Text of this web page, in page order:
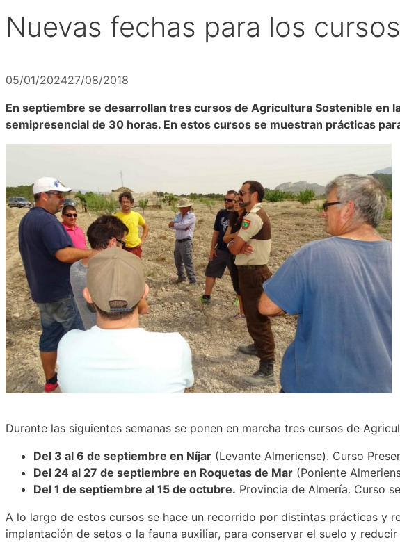
Nuevas fechas para los
05/01/202427/08/2018
En septiembre se desarrollan tres cursos de Agricultura Sostenible en
semipresencial de 30 horas. En estos cursos se muestran prácticas
Durante las siguientes semanas se ponen en marcha tres cursos de
Del 3 al 6 de septiembre en Níjar (Levante Almeriense). Curso
Del 24 al 27 de septiembre en Roquetas de Mar (Poniente
Del 1 de septiembre al 15 de octubre. Provincia de Almería. Curso
A lo largo de estos cursos se hace un recorrido por distintas prácticas y
implantación de setos o la fauna auxiliar, para conservar el suelo y